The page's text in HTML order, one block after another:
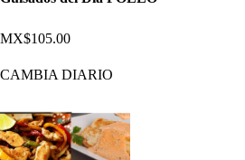
MX$105.00
CAMBIA DIARIO